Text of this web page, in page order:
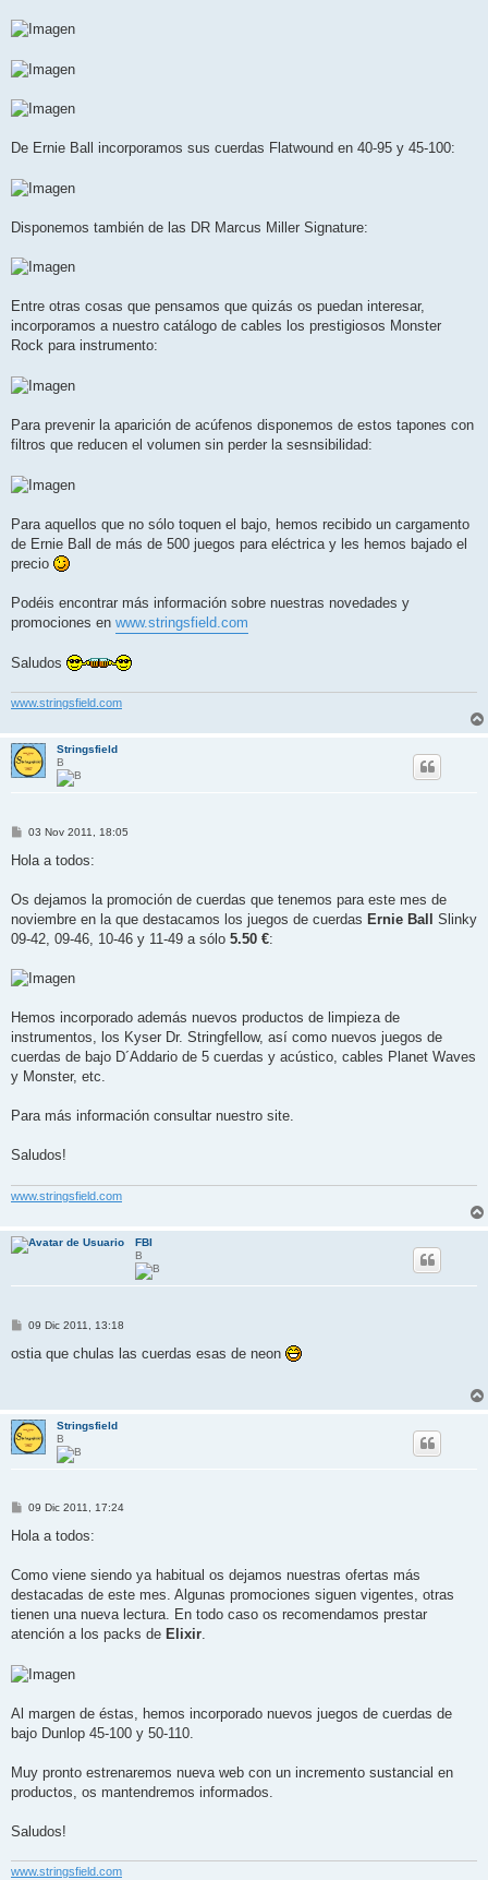
De Ernie Ball incorporamos sus cuerdas Flatwound en 40-95 y 45-100:
Disponemos también de las DR Marcus Miller Signature:
Entre otras cosas que pensamos que quizás os puedan interesar,
incorporamos a nuestro catálogo de cables los prestigiosos Monster
Rock para instrumento:
Para prevenir la aparición de acúfenos disponemos de estos tapones con
filtros que reducen el volumen sin perder la sesnsibilidad:
Para aquellos que no sólo toquen el bajo, hemos recibido un cargamento
de Ernie Ball de más de 500 juegos para eléctrica y les hemos bajado el
precio
Podéis encontrar más información sobre nuestras novedades y
promociones en www.stringsfield.com
Saludos
www.stringsfield.com
Stringsfield
B
M
n
j
03 Nov 2011, 18:05
Hola a todos:
Os dejamos la promoción de cuerdas que tenemos para este mes de
noviembre en la que destacamos los juegos de cuerdas Ernie Ball
Slinky
09-42, 09-46, 10-46 y 11-49 a sólo 5.50 €:
Hemos incorporado además nuevos productos de limpieza de
instrumentos, los Kyser Dr. Stringfellow, así como nuevos juegos de
cuerdas de bajo D´Addario de 5 cuerdas y acústico, cables Planet Waves
y Monster, etc.
Para más información consultar nuestro site.
Saludos!
www.stringsfield.com
FBI
B
M
n
09 Dic 2011, 13:18
ostia que chulas las cuerdas esas de neon
Stringsfield
B
M
n
j
09 Dic 2011, 17:24
Hola a todos:
Como viene siendo ya habitual os dejamos nuestras ofertas más
destacadas de este mes. Algunas promociones siguen vigentes, otras
tienen una nueva lectura. En todo caso os recomendamos prestar
atención a los packs de Elixir.
Al margen de éstas, hemos incorporado nuevos juegos de cuerdas de
bajo Dunlop 45-100 y 50-110.
Muy pronto estrenaremos nueva web con un incremento sustancial en
productos, os mantendremos informados.
Saludos!
www.stringsfield.com